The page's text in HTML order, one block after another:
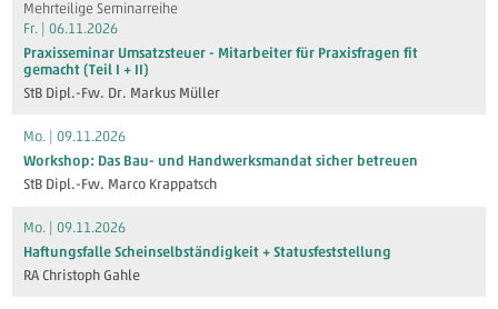
Mehrteilige Seminarreihe
Fr. | 06.11.2026
Praxisseminar Umsatzsteuer - Mitarbeiter für Praxisfragen fit
gemacht (Teil I + II)
StB Dipl.-Fw. Dr. Markus Müller
Mo. | 09.11.2026
Workshop: Das Bau- und Handwerksmandat sicher betreuen
StB Dipl.-Fw. Marco Krappatsch
Mo. | 09.11.2026
Haftungsfalle Scheinselbständigkeit + Statusfeststellung
RA Christoph Gahle